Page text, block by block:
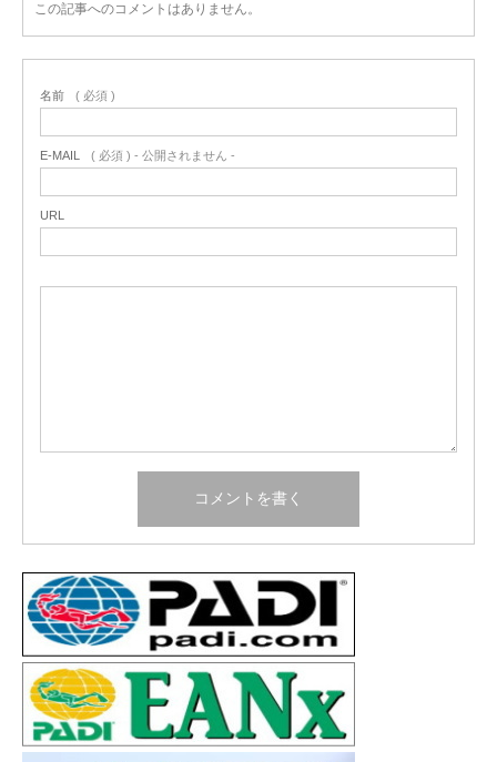
この記事へのコメントはありません。
名前 ( 必須 )
E-MAIL ( 必須 ) - 公開されません -
URL